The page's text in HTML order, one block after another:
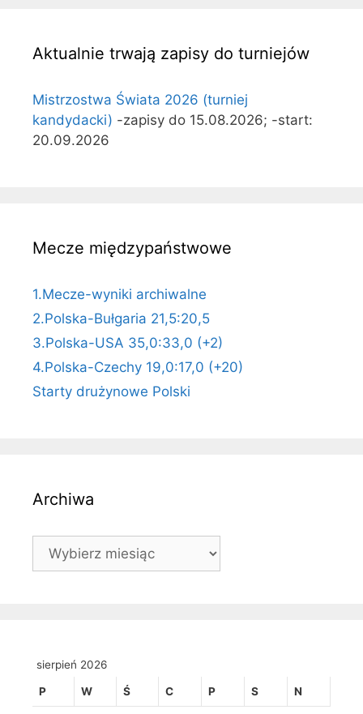
Aktualnie trwają zapisy do turniejów
Mistrzostwa Świata 2026 (turniej
kandydacki) -zapisy do 15.08.2026; -start:
20.09.2026
Mecze międzypaństwowe
1.Mecze-wyniki archiwalne
2.Polska-Bułgaria 21,5:20,5
3.Polska-USA 35,0:33,0 (+2)
4.Polska-Czechy 19,0:17,0 (+20)
Starty drużynowe Polski
Archiwa
Archiwa
sierpień 2026
P W Ś C P S N